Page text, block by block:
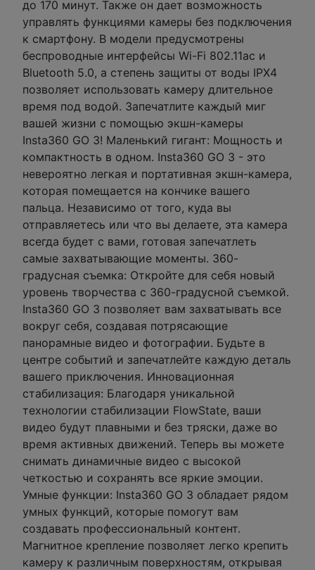
до 170 минут. Также он дает возможность
управлять функциями камеры без подключения
к смартфону. В модели предусмотрены
беспроводные интерфейсы Wi-Fi 802.11ac и
Bluetooth 5.0, а степень защиты от воды IPX4
позволяет использовать камеру длительное
время под водой. Запечатлите каждый миг
вашей жизни с помощью экшн-камеры
Insta360 GO 3! Маленький гигант: Мощность и
компактность в одном. Insta360 GO 3 - это
невероятно легкая и портативная экшн-камера,
которая помещается на кончике вашего
пальца. Независимо от того, куда вы
отправляетесь или что вы делаете, эта камера
всегда будет с вами, готовая запечатлеть
самые захватывающие моменты. 360-
градусная съемка: Откройте для себя новый
уровень творчества с 360-градусной съемкой.
Insta360 GO 3 позволяет вам захватывать все
вокруг себя, создавая потрясающие
панорамные видео и фотографии. Будьте в
центре событий и запечатлейте каждую деталь
вашего приключения. Инновационная
стабилизация: Благодаря уникальной
технологии стабилизации FlowState, ваши
видео будут плавными и без тряски, даже во
время активных движений. Теперь вы можете
снимать динамичные видео с высокой
четкостью и сохранять все яркие эмоции.
Умные функции: Insta360 GO 3 обладает рядом
умных функций, которые помогут вам
создавать профессиональный контент.
Магнитное крепление позволяет легко крепить
камеру к различным поверхностям, открывая